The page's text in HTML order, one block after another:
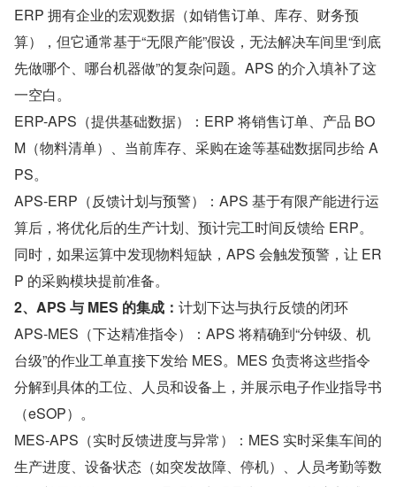
ERP 拥有企业的宏观数据（如销售订单、库存、财务预
算），但它通常基于“无限产能”假设，无法解决车间里“到底
先做哪个、哪台机器做”的复杂问题。APS 的介入填补了这
一空白。
ERP-APS（提供基础数据）：ERP 将销售订单、产品 BO
M（物料清单）、当前库存、采购在途等基础数据同步给 A
PS。
APS-ERP（反馈计划与预警）：APS 基于有限产能进行运
算后，将优化后的生产计划、预计完工时间反馈给 ERP。
同时，如果运算中发现物料短缺，APS 会触发预警，让 ER
P 的采购模块提前准备。
2、APS 与 MES 的集成： 计划下达与执行反馈的闭环
APS-MES（下达精准指令）：APS 将精确到“分钟级、机
台级”的作业工单直接下发给 MES。MES 负责将这些指令
分解到具体的工位、人员和设备上，并展示电子作业指导书
（eSOP）。
MES-APS（实时反馈进度与异常）：MES 实时采集车间的
生产进度、设备状态（如突发故障、停机）、人员考勤等数